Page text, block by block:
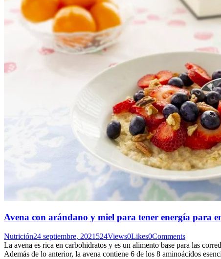
Avena con arándano y miel para tener energía para
Nutrición24 septiembre, 2021 524Views0Likes0Comments
La avena es rica en carbohidratos y es un alimento base para las
Además de lo anterior, la avena contiene 6 de los 8 aminoácidos